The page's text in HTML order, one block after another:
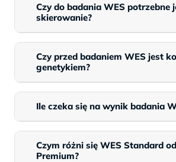
Czy do badania WES potrzebne
skierowanie?
Czy przed badaniem WES jest
genetykiem?
Ile czeka się na wynik badania
Czym różni się WES Standard
Premium?